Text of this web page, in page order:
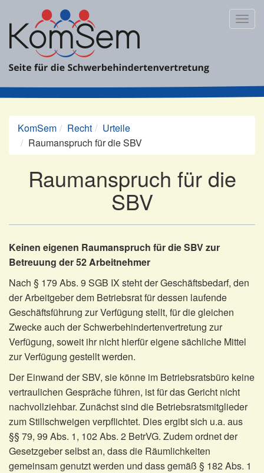
Inhalt
springen
KomSem Recht
Urteile
Raumanspruch für die SBV
Raumanspruch für die
SBV
Keinen eigenen Raumanspruch für die SBV zur
Betreuung der 52 Arbeitnehmer
Nach § 179 Abs. 9 SGB IX steht der Geschäftsbedarf, den
der Arbeitgeber dem Betriebsrat für dessen laufende
Geschäftsführung zur Verfügung stellt, für die gleichen
Zwecke auch der Schwerbehindertenvertretung zur
Verfügung, soweit ihr nicht hierfür eigene sächliche Mittel
zur Verfügung gestellt werden.
Der Einwand der SBV, sie könne im Betriebsratsbüro keine
vertraulichen Gespräche führen, ist für das Gericht nicht
nachvollziehbar. Zunächst sind die Betriebsratsmitglieder
zum Stillschweigen verpflichtet. Dies ergibt sich u.a. aus
§§ 79, 99 Abs. 1, 102 Abs. 2 BetrVG. Zudem ordnet der
Gesetzgeber selbst an, dass die Räumlichkeiten
gemeinsam genutzt werden und dass gemäß § 182 Abs. 1